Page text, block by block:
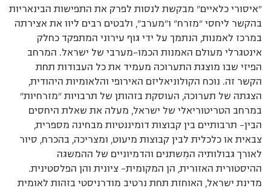
”איסורי כלאיים” מבקשת לנסות לפרק את התפישות הבינאריות
בהקשר ליחסי ”מזרח” ו”מערב”, ולבטים רבים ליוו את אצירתה
במרכז לאמנות, הנתמך על ידי גוף עירוני המתפקד כחלק
אינטגרלי מעולם האמנות הכמו–מערבי של ישראל. המרחב
הפיזי שבו מוצגת התערוכה מעמיד את כל העבודות תחת
הקשר זה. נוכח הקולוניאליזם האירופי והלאומיות היהודית,
הצגתה של תערוכה, העוסקת בזהותן של תרבויות ”מזרחיות”
במרחב הטריטוריאלי של ישראל, מעלה את שאלת היחסים
הבין– תרבותיים בין קבוצות דומיננטיות מבחינה מספרית,
צבאית או כלכלית לבין קבוצות מיעוט, ומצריכה, בהכרח, סיור
לאורך גבולותיה המִשתנים והדמיוניים של ההמשגה
ההיסטורית האזורית, הן המקומית– ציונית והן הפלסטינית.
מדינת ישראל, האוחזת תחת נרטיב מודרניסטי בזהות לאומית